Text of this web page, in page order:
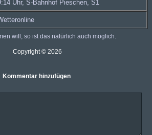
Uhr, S-Bahnhof Pieschen, S1
will, so ist das natürlich auch möglich.
Copyright © 2026
Kommentar hinzufügen